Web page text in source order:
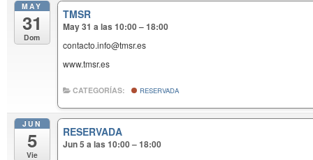
MAY
31
Dom
TMSR
May 31 a las 10:00 – 18:00
contacto.info@tmsr.es
www.tmsr.es
CATEGORÍAS: RESERVADA
JUN
5
Vie
RESERVADA
Jun 5 a las 10:00 – 18:00